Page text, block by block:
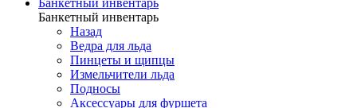
Банкетный инвентарь
Назад
Ведра для льда
Пинцеты и щипцы
Измельчители льда
Подносы
Аксессуары для фуршета